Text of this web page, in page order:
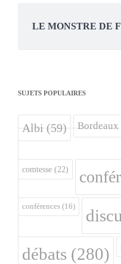
LE MONSTRE DE
SUJETS POPULAIRES
Albi(59) Bordeaux
comtesse (22)
conférences (16)
débats (280)